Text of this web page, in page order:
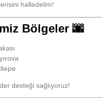
halledelim!
Bölgeler 🌆
desteği sağlıyoruz!